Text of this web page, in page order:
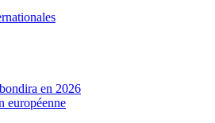
en 2026
européenne